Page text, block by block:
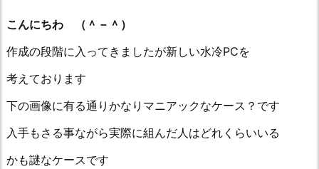
こんにちわ （＾－＾）
作成の段階に入ってきましたが新しい水冷PCを
考えております
下の画像に有る通りかなりマニアックなケース？です
入手もさる事ながら実際に組んだ人はどれくらいいる
かも謎なケースです